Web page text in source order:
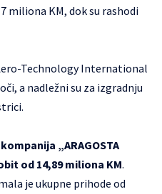
miliona KM, dok su rashodi
Technology International
a nadležni su za izgradnju
kompanija „ARAGOSTA
od 14,89 miliona KM.
je ukupne prihode od